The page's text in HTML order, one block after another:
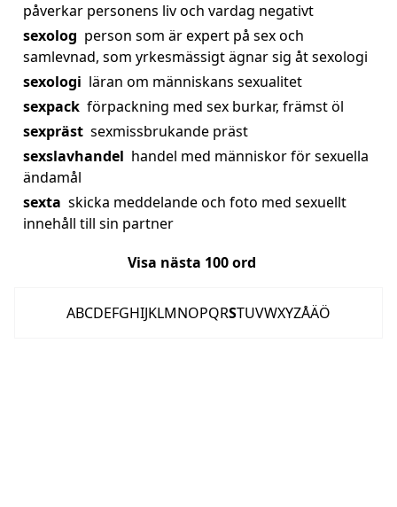
påverkar personens liv och vardag negativt
sexolog person som är expert på sex och
samlevnad, som yrkesmässigt ägnar sig åt sexologi
sexologi läran om människans sexualitet
sexpack förpackning med sex burkar, främst öl
sexpräst sexmissbrukande präst
sexslavhandel handel med människor för sexuella
ändamål
sexta skicka meddelande och foto med sexuellt
innehåll till sin partner
Visa nästa 100ord
ABCDEFGHIJKLMNOPQRSTUVWXYZÅÄÖ